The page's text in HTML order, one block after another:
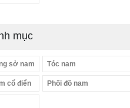
mục
sở nam Tóc nam
cổ điển Phối đồ nam